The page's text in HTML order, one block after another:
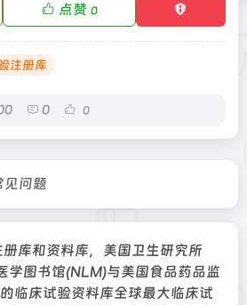
点赞 0
注册库
0 0
见问题
库和资料库，美国卫生研究所
学图书馆(NLM)与美国食品药品监
临床试验资料库全球最大临床试